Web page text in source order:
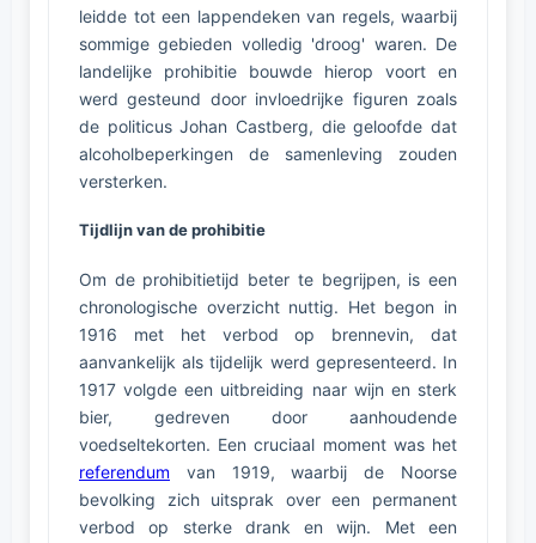
leidde tot een lappendeken van regels, waarbij
sommige gebieden volledig 'droog' waren. De
landelijke prohibitie bouwde hierop voort en
werd gesteund door invloedrijke figuren zoals
de politicus Johan Castberg, die geloofde dat
alcoholbeperkingen de samenleving zouden
versterken.
Tijdlijn van de prohibitie
Om de prohibitietijd beter te begrijpen, is een
chronologische overzicht nuttig. Het begon in
1916 met het verbod op brennevin, dat
aanvankelijk als tijdelijk werd gepresenteerd. In
1917 volgde een uitbreiding naar wijn en sterk
bier, gedreven door aanhoudende
voedseltekorten. Een cruciaal moment was het
referendum van 1919, waarbij de Noorse
bevolking zich uitsprak over een permanent
verbod op sterke drank en wijn. Met een